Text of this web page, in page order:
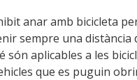
anar amb bicicleta
sempre una
són aplicables a les
que es puguin